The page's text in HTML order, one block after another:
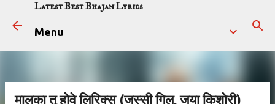
सीधे मुख्य सामग्री पर जाएं
Latest Best Bhajan Lyrics
Menu
मालका तू होवे लिरिक्स (जस्सी गिल, जया किशोरी)